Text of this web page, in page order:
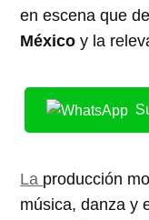
en escena que
México y la
La producción
música, danza y